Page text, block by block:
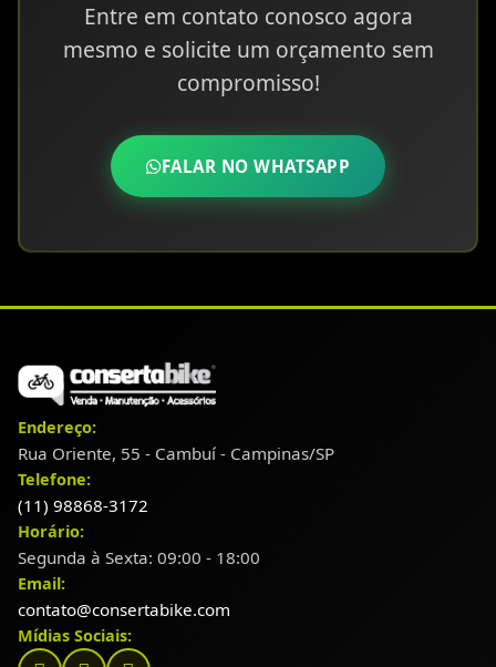
Entre em contato conosco agora
mesmo e solicite um orçamento sem
compromisso!
FALAR NO WHATSAPP
Endereço:
Rua Oriente, 55 - Cambuí - Campinas/SP
Telefone:
(11) 98868-3172
Horário:
Segunda à Sexta: 09:00 - 18:00
Email:
contato@consertabike.com
Mídias Sociais: